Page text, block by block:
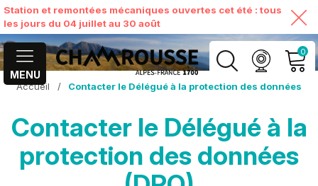
Station et remontées mécaniques ouvertes cet été : tous
les jours du 04 juillet au 30 août
MENU
0
MON COMPTE
VOIR MON PANIER
Accueil / Contacter le Délégué à la protection des données
Contacter le Délégué à la
protection des données